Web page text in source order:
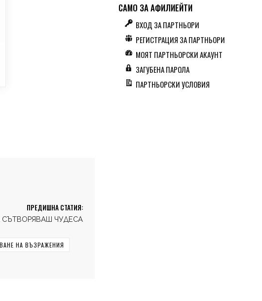
ПРЕДИШНА СТАТИЯ:
СЪТВОРЯВАШ ЧУДЕСА
НА ВЪЗРАЖЕНИЯ
САМО ЗА АФИЛИЕЙТИ
ВХОД ЗА ПАРТНЬОРИ
РЕГИСТРАЦИЯ ЗА ПАРТНЬОРИ
МОЯТ ПАРТНЬОРСКИ АКАУНТ
ЗАГУБЕНА ПАРОЛА
ПАРТНЬОРСКИ УСЛОВИЯ